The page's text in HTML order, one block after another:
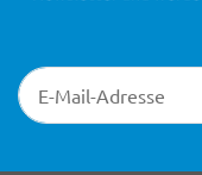
Newsletter-